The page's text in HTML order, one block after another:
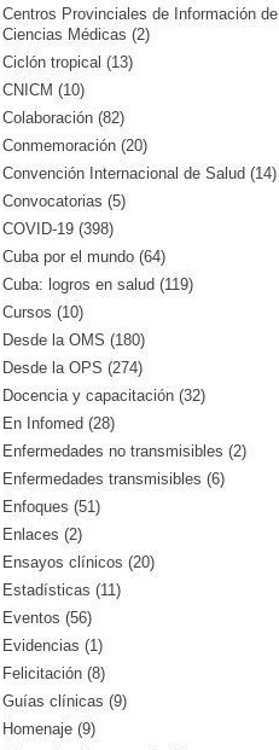
Centros Provinciales de Información de
Ciencias Médicas (2)
Ciclón tropical (13)
CNICM (10)
Colaboración (82)
Conmemoración (20)
Convención Internacional de Salud (14)
Convocatorias (5)
COVID-19 (398)
Cuba por el mundo (64)
Cuba: logros en salud (119)
Cursos (10)
Desde la OMS (180)
Desde la OPS (274)
Docencia y capacitación (32)
En Infomed (28)
Enfermedades no transmisibles (2)
Enfermedades transmisibles (6)
Enfoques (51)
Enlaces (2)
Ensayos clínicos (20)
Estadísticas (11)
Eventos (56)
Evidencias (1)
Felicitación (8)
Guías clínicas (9)
Homenaje (9)